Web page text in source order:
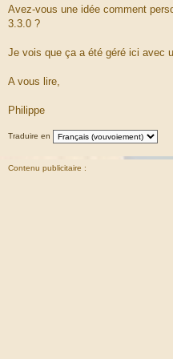
Avez-vous une idée comment
3.3.0 ?
Je vois que ça a été géré ici avec
A vous lire,
Philippe
Traduire en
Contenu publicitaire :